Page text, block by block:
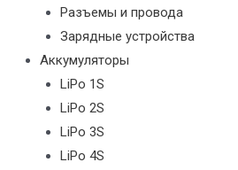
Разъемы и провода
Зарядные устройства
Аккумуляторы
LiPo 1S
LiPo 2S
LiPo 3S
LiPo 4S